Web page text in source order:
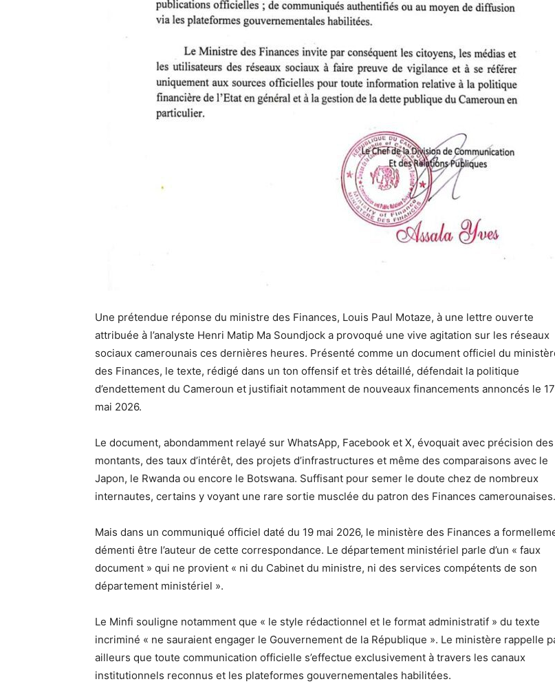
Une prétendue réponse du ministre des Finances, Louis Paul Motaze, à une lettre ouverte
attribuée à l’analyste Henri Matip Ma Soundjock a provoqué une vive agitation sur les réseaux
sociaux camerounais ces dernières heures. Présenté comme un document officiel du
des Finances, le texte, rédigé dans un ton offensif et très détaillé, défendait la politique
d’endettement du Cameroun et justifiait notamment de nouveaux financements annoncés le 17
mai 2026.
Le document, abondamment relayé sur WhatsApp, Facebook et X, évoquait avec précision des
montants, des taux d’intérêt, des projets d’infrastructures et même des comparaisons avec le
Japon, le Rwanda ou encore le Botswana. Suffisant pour semer le doute chez de nombreux
internautes, certains y voyant une rare sortie musclée du patron des Finances camerounaises.
Mais dans un communiqué officiel daté du 19 mai 2026, le ministère des Finances a
démenti être l’auteur de cette correspondance. Le département ministériel parle d’un « faux
document » qui ne provient « ni du Cabinet du ministre, ni des services compétents de son
département ministériel ».
Le Minfi souligne notamment que « le style rédactionnel et le format administratif » du texte
incriminé « ne sauraient engager le Gouvernement de la République ». Le ministère rappelle
ailleurs que toute communication officielle s’effectue exclusivement à travers les canaux
institutionnels reconnus et les plateformes gouvernementales habilitées.